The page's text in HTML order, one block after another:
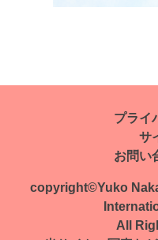
稿
ゲ
シ
プライ
サ
お問い
copyright©Yuko
All